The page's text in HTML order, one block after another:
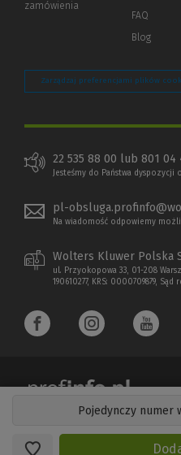
Pojedynczy numer
zamówienia
FAQ
Blog
Zarządzaj preferencjami plików
22 535 88 00 lub 801 04
Jesteśmy do Państwa dyspozycji
pl-
Na wiadomość odpowiemy
Wolters Kluwer Polska
ul. Przyokopowa 33, 01-208
190610277, KRS: 0000709879,
Copyright 1997 - 2026 Wolters